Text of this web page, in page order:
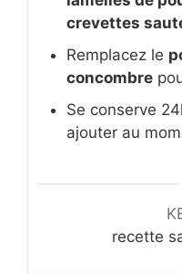
crevettes
Remplacez le
concombre
Se conserve
ajouter au
recette